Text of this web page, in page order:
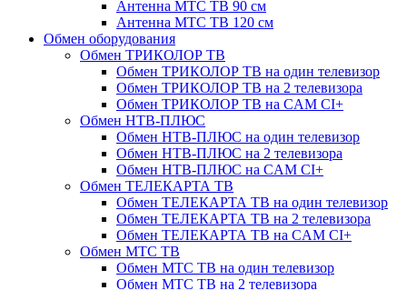
Антенна МТС ТВ 90 см
Антенна МТС ТВ 120 см
Обмен оборудования
Обмен ТРИКОЛОР ТВ
Обмен ТРИКОЛОР ТВ на один телевизор
Обмен ТРИКОЛОР ТВ на 2 телевизора
Обмен ТРИКОЛОР ТВ на CAM CI+
Обмен НТВ-ПЛЮС
Обмен НТВ-ПЛЮС на один телевизор
Обмен НТВ-ПЛЮС на 2 телевизора
Обмен НТВ-ПЛЮС на CAM CI+
Обмен ТЕЛЕКАРТА ТВ
Обмен ТЕЛЕКАРТА ТВ на один телевизор
Обмен ТЕЛЕКАРТА ТВ на 2 телевизора
Обмен ТЕЛЕКАРТА ТВ на CAM CI+
Обмен МТС ТВ
Обмен МТС ТВ на один телевизор
Обмен МТС ТВ на 2 телевизора